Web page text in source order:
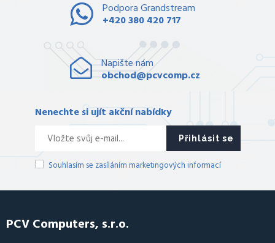
Podpora Grandstream
+420 380 420 717
Napište nám
obchod@pcvcomp.cz
Nenechte si ujít akční nabídky
Přihlásit se
Souhlasím se zasíláním marketingových informací
PCV Computers, s.r.o.